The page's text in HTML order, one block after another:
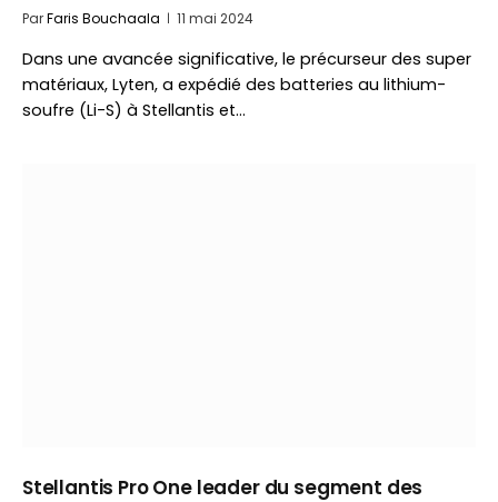
ParFaris Bouchaala 11 mai 2024
Dans une avancée significative, le précurseur des super
matériaux, Lyten, a expédié des batteries au lithium-
soufre (Li-S) à Stellantis et…
Stellantis Pro One leader du segment des